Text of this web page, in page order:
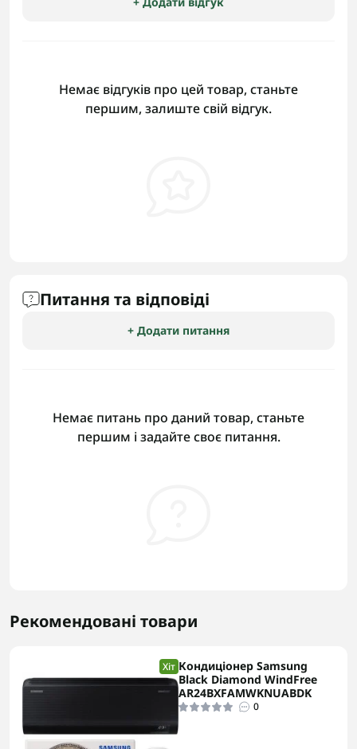
Немає відгуків про цей товар, станьте
першим, залиште свій відгук.
Питання та відповіді
+ Додати питання
Немає питань про даний товар, станьте
першим і задайте своє питання.
Рекомендовані товари
Хіт Кондиціонер Samsung
Black Diamond WindFree
AR24BXFAMWKNUABDK
0